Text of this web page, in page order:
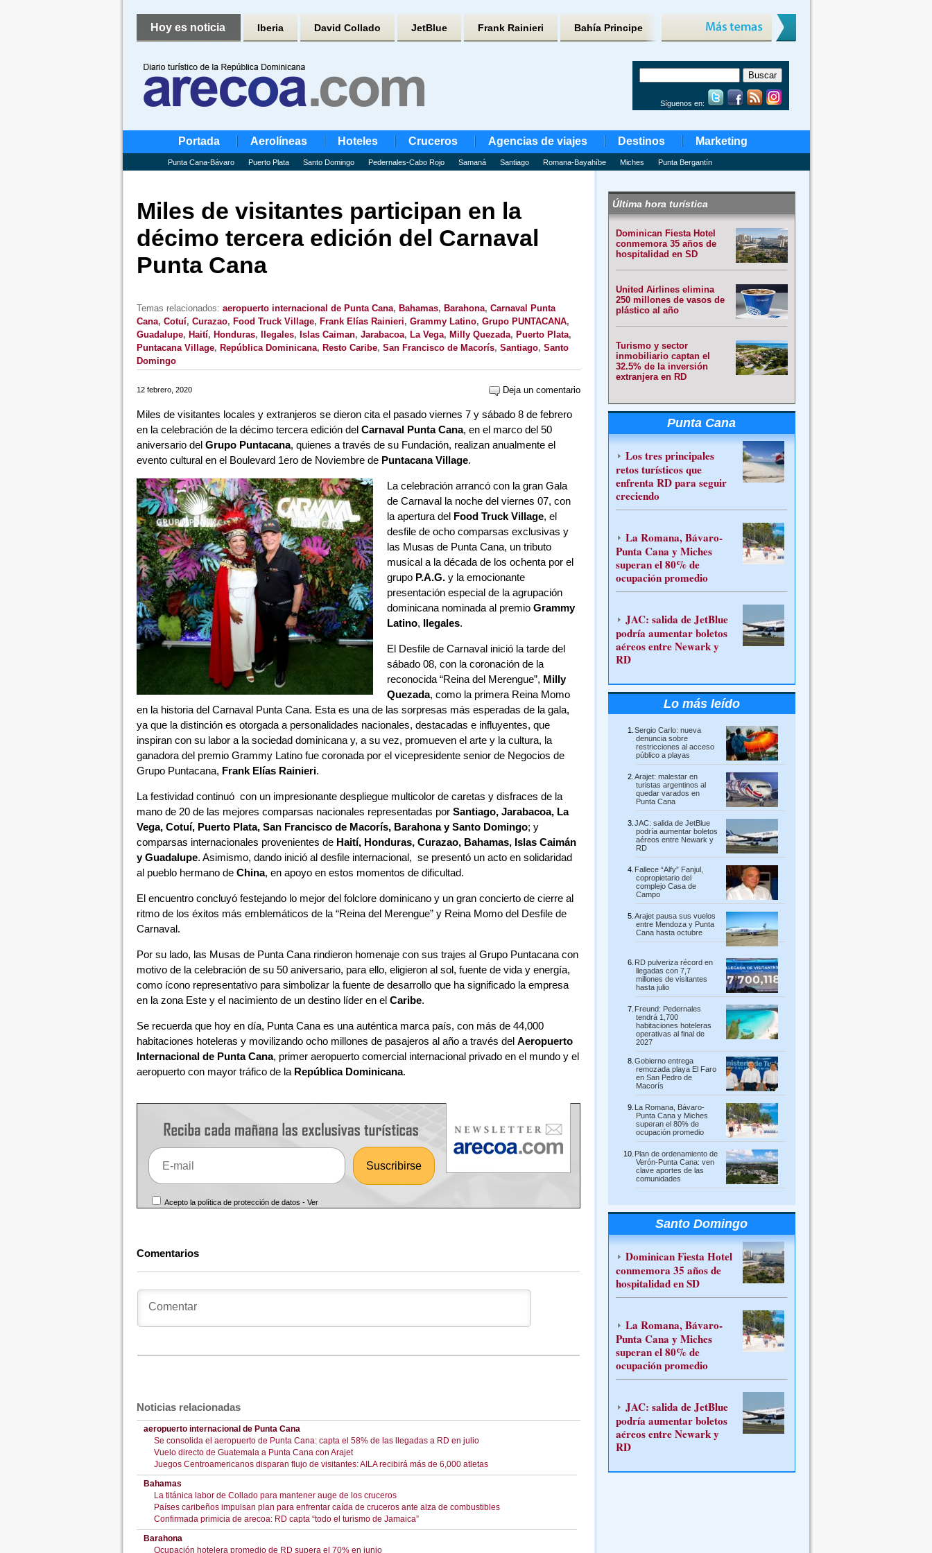
Hoy es noticia Iberia David Collado JetBlue Frank Rainieri Bahía Principe
Síguenos en:
Portada Aerolíneas Hoteles Cruceros Agencias de viajes Destinos Marketing
Punta Cana-Bávaro Puerto Plata Santo Domingo Pedernales-Cabo Rojo Samaná Santiago Romana-Bayahíbe Miches Punta Bergantín
Miles de visitantes participan en la
décimo tercera edición del Carnaval
Punta Cana
Temas relacionados: aeropuerto internacional de Punta Cana, Bahamas, Barahona, Carnaval Punta
Cana, Cotuí, Curazao, Food Truck Village, Frank Elías Rainieri, Grammy Latino, Grupo PUNTACANA,
Guadalupe, Haití, Honduras, Ilegales, Islas Caiman, Jarabacoa, La Vega, Milly Quezada, Puerto Plata,
Puntacana Village, República Dominicana, Resto Caribe, San Francisco de Macorís, Santiago, Santo
Domingo
12 febrero, 2020 Deja un comentario
Miles de visitantes locales y extranjeros se dieron cita el pasado viernes 7 y sábado 8 de febrero
en la celebración de la décimo tercera edición del Carnaval Punta Cana, en el marco del 50
aniversario del Grupo Puntacana, quienes a través de su Fundación, realizan anualmente el
evento cultural en el Boulevard 1ero de Noviembre de Puntacana Village.
La celebración arrancó con la gran Gala
de Carnaval la noche del viernes 07, con
la apertura del Food Truck Village, el
desfile de ocho comparsas exclusivas y
las Musas de Punta Cana, un tributo
musical a la década de los ochenta por el
grupo P.A.G.y la emocionante
presentación especial de la agrupación
dominicana nominada al premio Grammy
Latino, Ilegales.
El Desfile de Carnaval inició la tarde del
sábado 08, con la coronación de la
reconocida “Reina del Merengue”, Milly
Quezada, como la primera Reina Momo
en la historia del Carnaval Punta Cana. Esta es una de las sorpresas más esperadas de la gala,
ya que la distinción es otorgada a personalidades nacionales, destacadas e influyentes, que
inspiran con su labor a la sociedad dominicana y, a su vez, promueven el arte y la cultura, la
ganadora del premio Grammy Latino fue coronada por el vicepresidente senior de Negocios de
Grupo Puntacana, Frank Elías Rainieri.
La festividad continuó con un impresionante despliegue multicolor de caretas y disfraces de la
mano de 20 de las mejores comparsas nacionales representadas por Santiago, Jarabacoa, La
Vega, Cotuí, Puerto Plata, San Francisco de Macorís, Barahona y Santo Domingo; y
comparsas internacionales provenientes de Haití, Honduras, Curazao, Bahamas, Islas Caimán
y Guadalupe. Asimismo, dando inició al desfile internacional, se presentó un acto en solidaridad
al pueblo hermano de China, en apoyo en estos momentos de dificultad.
El encuentro concluyó festejando lo mejor del folclore dominicano y un gran concierto de cierre al
ritmo de los éxitos más emblemáticos de la “Reina del Merengue” y Reina Momo del Desfile de
Carnaval.
Por su lado, las Musas de Punta Cana rindieron homenaje con sus trajes al Grupo Puntacana con
motivo de la celebración de su 50 aniversario, para ello, eligieron al sol, fuente de vida y energía,
como ícono representativo para simbolizar la fuente de desarrollo que ha significado la empresa
en la zona Este y el nacimiento de un destino líder en el Caribe.
Se recuerda que hoy en día, Punta Cana es una auténtica marca país, con más de 44,000
habitaciones hoteleras y movilizando ocho millones de pasajeros al año a través del Aeropuerto
Internacional de Punta Cana, primer aeropuerto comercial internacional privado en el mundo y el
aeropuerto con mayor tráfico de la República Dominicana.
Acepto la política de protección de datos -Ver
Comentarios
Noticias relacionadas
aeropuerto internacional de Punta Cana
Se consolida el aeropuerto de Punta Cana: capta el 58% de las llegadas a RD en julio
Vuelo directo de Guatemala a Punta Cana con Arajet
Juegos Centroamericanos disparan flujo de visitantes: AILA recibirá más de 6,000 atletas
Bahamas
La titánica labor de Collado para mantener auge de los cruceros
Países caribeños impulsan plan para enfrentar caída de cruceros ante alza de combustibles
Confirmada primicia de arecoa: RD capta “todo el turismo de Jamaica”
Barahona
Ocupación hotelera promedio de RD supera el 70% en junio
Última hora turística
Dominican Fiesta Hotel
conmemora 35 años de
hospitalidad en SD
United Airlines elimina
250 millones de vasos de
plástico al año
Turismo y sector
inmobiliario captan el
32.5% de la inversión
extranjera en RD
Punta Cana
Los tres principales
retos turísticos que
enfrenta RD para seguir
creciendo
La Romana, Bávaro-
Punta Cana y Miches
superan el 80% de
ocupación promedio
JAC: salida de JetBlue
podría aumentar boletos
aéreos entre Newark y
RD
Lo más leído
Sergio Carlo: nueva
denuncia sobre
restricciones al acceso
público a playas
Arajet: malestar en
turistas argentinos al
quedar varados en
Punta Cana
JAC: salida de JetBlue
podría aumentar boletos
aéreos entre Newark y
RD
Fallece “Alfy” Fanjul,
copropietario del
complejo Casa de
Campo
Arajet pausa sus vuelos
entre Mendoza y Punta
Cana hasta octubre
RD pulveriza récord en
llegadas con 7,7
millones de visitantes
hasta julio
Freund: Pedernales
tendrá 1,700
habitaciones hoteleras
operativas al final de
2027
Gobierno entrega
remozada playa El Faro
en San Pedro de
Macorís
La Romana, Bávaro-
Punta Cana y Miches
superan el 80% de
ocupación promedio
Plan de ordenamiento de
Verón-Punta Cana: ven
clave aportes de las
comunidades
Santo Domingo
Dominican Fiesta Hotel
conmemora 35 años de
hospitalidad en SD
La Romana, Bávaro-
Punta Cana y Miches
superan el 80% de
ocupación promedio
JAC: salida de JetBlue
podría aumentar boletos
aéreos entre Newark y
RD